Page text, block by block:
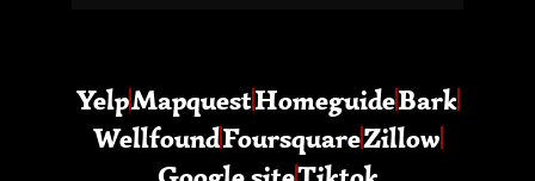
YelpMapquestHomeguideBark
WellfoundFoursquareZillow